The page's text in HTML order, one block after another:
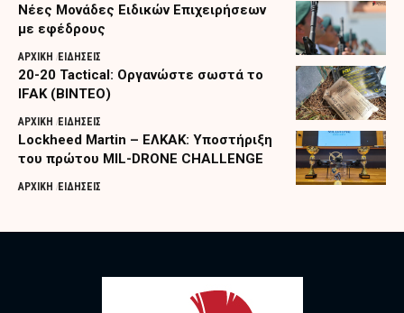
Nέες Μονάδες Ειδικών Επιχειρήσεων
με εφέδρους
ΑΡΧΙΚΗ ΕΙΔΗΣΕΙΣ
20-20 Tactical: Οργανώστε σωστά το
IFAK (ΒΙΝΤΕΟ)
ΑΡΧΙΚΗ ΕΙΔΗΣΕΙΣ
Lockheed Martin – ΕΛΚΑΚ: Υποστήριξη
του πρώτου MIL-DRONE CHALLENGE
ΑΡΧΙΚΗ ΕΙΔΗΣΕΙΣ